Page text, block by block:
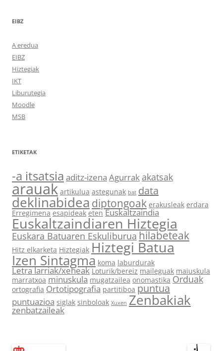
EIBZ
A eredua
EIBZ
Hiztegiak
IKT
Liburutegia
Moodle
MSB
ETIKETAK
-a itsatsia aditz-izena Agurrak akatsak
arauak artikulua astegunak bat data
deklinabidea diptongoak erakusleak erdara
Erregimena esapideak eten Euskaltzaindia
Euskaltzaindiaren Hiztegia
Euskara Batuaren Eskuliburua hilabeteak
Hitz elkarketa Hiztegiak Hiztegi Batua
Izen Sintagma koma laburdurak
Letra larriak/xeheak Loturik/bereiz maileguak maiuskula
marratxoa minuskula mugatzailea onomastika Orduak
ortografia Ortotipografia partitiboa puntua
puntuazioa siglak sinboloak Xuxen Zenbakiak
zenbatzaileak